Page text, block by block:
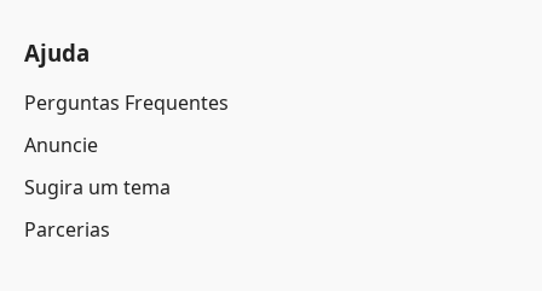
Ajuda
Perguntas Frequentes
Anuncie
Sugira um tema
Parcerias